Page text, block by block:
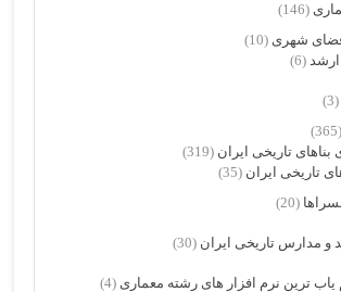
(146)
فضای شهری (10)
ارشد (6)
(3)
(365)
بناهای تاریخی ایران (319)
تاریخی ایران (35)
(20)
و مدارس تاریخی ایران (30)
یاب ترین نرم افزار های رشته معماری (4)